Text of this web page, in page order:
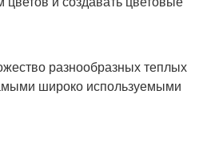
разнообразных теплых
широко используемыми